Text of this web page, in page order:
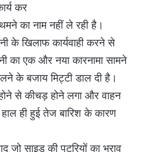
कर
का नाम नहीं ले रही है।
के खिलाफ कार्यवाही करने से
एक और नया कारनामा सामने
के बजाय मिट्टी डाल दी है।
से कीचड़ होने लगा और वाहन
हाल ही हुई तेज बारिश के कारण
जो साइड की पटरियों का भराव